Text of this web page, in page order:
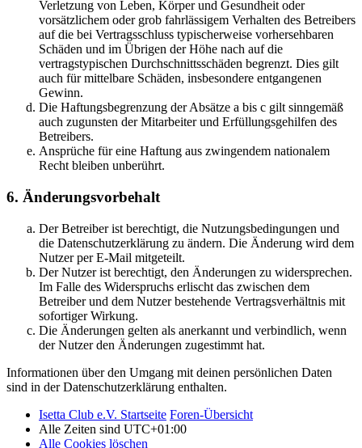
Verletzung von Leben, Körper und Gesundheit oder
vorsätzlichem oder grob fahrlässigem Verhalten des Betreibers
auf die bei Vertragsschluss typischerweise vorhersehbaren
Schäden und im Übrigen der Höhe nach auf die
vertragstypischen Durchschnittsschäden begrenzt. Dies gilt
auch für mittelbare Schäden, insbesondere entgangenen
Gewinn.
Die Haftungsbegrenzung der Absätze a bis c gilt sinngemäß
auch zugunsten der Mitarbeiter und Erfüllungsgehilfen des
Betreibers.
Ansprüche für eine Haftung aus zwingendem nationalem
Recht bleiben unberührt.
6. Änderungsvorbehalt
Der Betreiber ist berechtigt, die Nutzungsbedingungen und
die Datenschutzerklärung zu ändern. Die Änderung wird dem
Nutzer per E-Mail mitgeteilt.
Der Nutzer ist berechtigt, den Änderungen zu widersprechen.
Im Falle des Widerspruchs erlischt das zwischen dem
Betreiber und dem Nutzer bestehende Vertragsverhältnis mit
sofortiger Wirkung.
Die Änderungen gelten als anerkannt und verbindlich, wenn
der Nutzer den Änderungen zugestimmt hat.
Informationen über den Umgang mit deinen persönlichen Daten
sind in der Datenschutzerklärung enthalten.
Isetta Club e.V. Startseite Foren-Übersicht
Alle Zeiten sind UTC+01:00
Alle Cookies löschen